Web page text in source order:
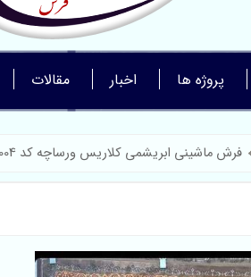
پروژه ها اخبار مقالات
فرش ماشینی ابریشمی کلاریس ورساچه کد 3004 ...